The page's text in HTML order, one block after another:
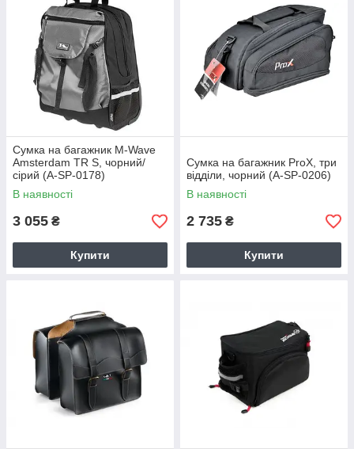
Сумка на багажник M-Wave
Amsterdam TR S, чорний/
сірий (A-SP-0178)
В наявності
3 055 ₴
Купити
Сумка на багажник ProX, три
відділи, чорний (A-SP-0206)
В наявності
2 735 ₴
Купити